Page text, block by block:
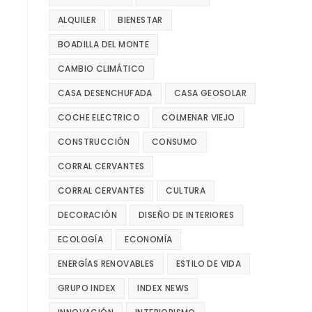
ALQUILER BIENESTAR
BOADILLA DEL MONTE
CAMBIO CLIMÁTICO
CASA DESENCHUFADA CASA GEOSOLAR
COCHE ELECTRICO COLMENAR VIEJO
CONSTRUCCIÓN CONSUMO
CORRAL CERVANTES
CORRAL CERVANTES CULTURA
DECORACIÓN DISEÑO DE INTERIORES
ECOLOGÍA ECONOMÍA
ENERGÍAS RENOVABLES ESTILO DE VIDA
GRUPO INDEX INDEX NEWS